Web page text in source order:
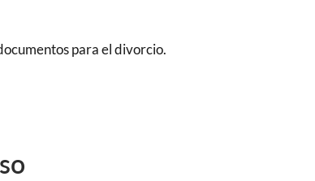
para el divorcio.